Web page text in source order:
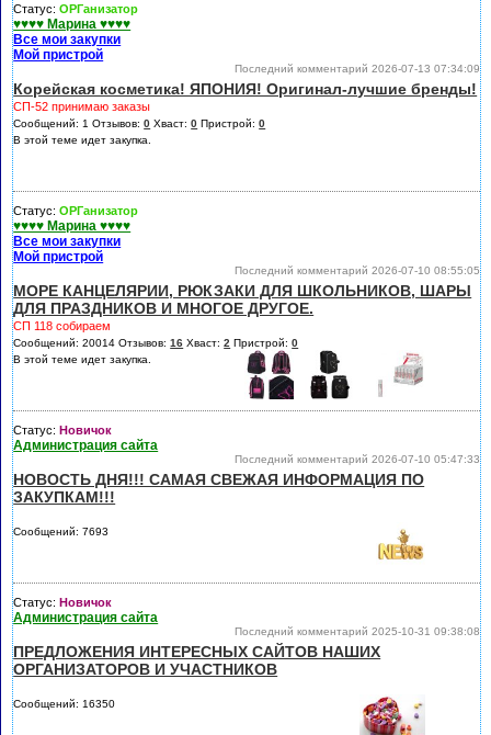
Статус:ОРГанизатор
♥♥♥♥ Марина ♥♥♥♥
Все мои закупки
Мой пристрой
Последний комментарий 2026-07-13 07:34:09
Корейская косметика! ЯПОНИЯ! Оригинал-лучшие бренды!
СП-52 принимаю заказы
Сообщений: 1 Отзывов:0 Хваст:0 Пристрой:0
В этой теме идет закупка.
Статус:ОРГанизатор
♥♥♥♥ Марина ♥♥♥♥
Все мои закупки
Мой пристрой
Последний комментарий 2026-07-10 08:55:05
МОРЕ КАНЦЕЛЯРИИ, РЮКЗАКИ ДЛЯ ШКОЛЬНИКОВ, ШАРЫ
ДЛЯ ПРАЗДНИКОВ И МНОГОЕ ДРУГОЕ.
СП 118 собираем
Сообщений: 20014 Отзывов:16 Хваст:2 Пристрой:0
В этой теме идет закупка.
Статус:Новичок
Администрация сайта
Последний комментарий 2026-07-10 05:47:33
НОВОСТЬ ДНЯ!!! САМАЯ СВЕЖАЯ ИНФОРМАЦИЯ ПО
ЗАКУПКАМ!!!
Сообщений: 7693
Статус:Новичок
Администрация сайта
Последний комментарий 2025-10-31 09:38:08
ПРЕДЛОЖЕНИЯ ИНТЕРЕСНЫХ САЙТОВ НАШИХ
ОРГАНИЗАТОРОВ И УЧАСТНИКОВ
Сообщений: 16350